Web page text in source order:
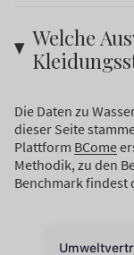
Welche
Die Daten zu
dieser Seite
Plattform BCome
Methodik, zu den
Benchmark findest